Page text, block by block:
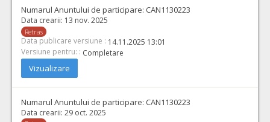
50. Materiale Chirurgie Spinala
COD CPV: 33111710-1 Accesorii pentru angiografie (Rev.2)
VALOAREA ESTIMATA FARA
TVA:
6.200,00 - 496.000,00 Leu
47. Materiale Endovasculare pentru Anevrisme de tip A
Numarul Anuntului de participare: CAN1130223
Data crearii: 13 nov. 2025
Retras
Data publicare versiune : 14.11.2025 13:01
Versiune pentru: : Completare
Vizualizare
Numarul Anuntului de participare: CAN1130223
Data crearii: 29 oct. 2025